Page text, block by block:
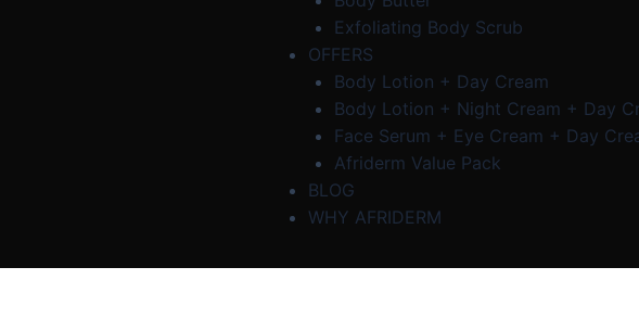
Exfoliating Body Scrub
OFFERS
Body Lotion + Day Cream
Body Lotion + Night Cream + Day
Face Serum + Eye Cream + Day
Afriderm Value Pack
BLOG
WHY AFRIDERM